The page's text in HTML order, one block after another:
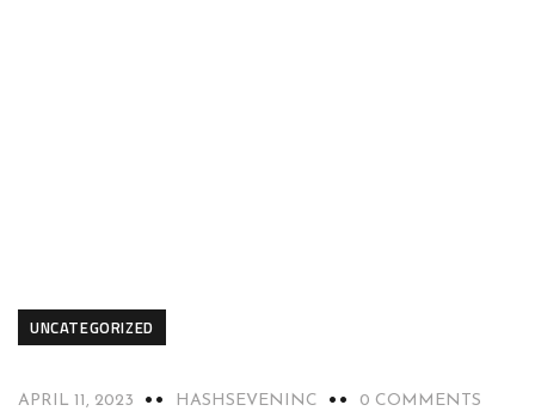
UNCATEGORIZED
APRIL 11, 2023 HASHSEVENINC 0 COMMENTS